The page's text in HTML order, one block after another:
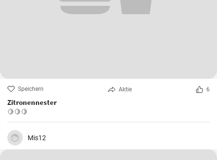
Speichern Aktie 6
Zitronennester
🍋🍋🍋
Mis12